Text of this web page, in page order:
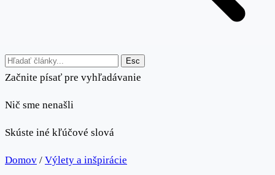
Esc
Začnite písať pre vyhľadávanie
Nič sme nenašli
Skúste iné kľúčové slová
Domov / Výlety a inšpirácie